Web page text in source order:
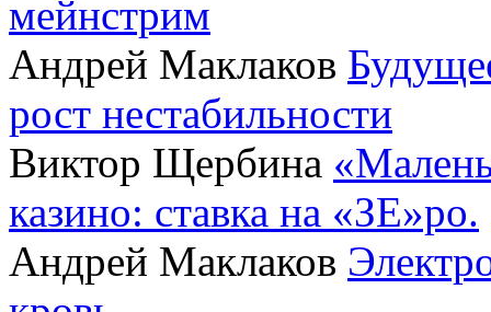
мейнстрим
Андрей Маклаков
рост нестабильности
Виктор Щербина
казино: ставка на «ЗЕ»ро.
Андрей Маклаков